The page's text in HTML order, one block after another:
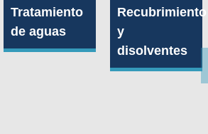
Tratamiento
de aguas
Recubrimiento
y
disolventes